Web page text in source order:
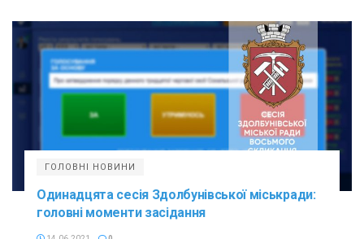
ГОЛОВНІ НОВИНИ
Одинадцята сесія Здолбунівської міськради:
головні моменти засідання